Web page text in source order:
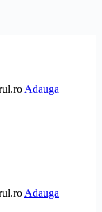
Adauga
Adauga